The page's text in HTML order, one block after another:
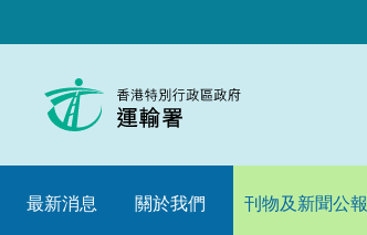
至
始
最新消息 關於我們 刊物及新聞公報